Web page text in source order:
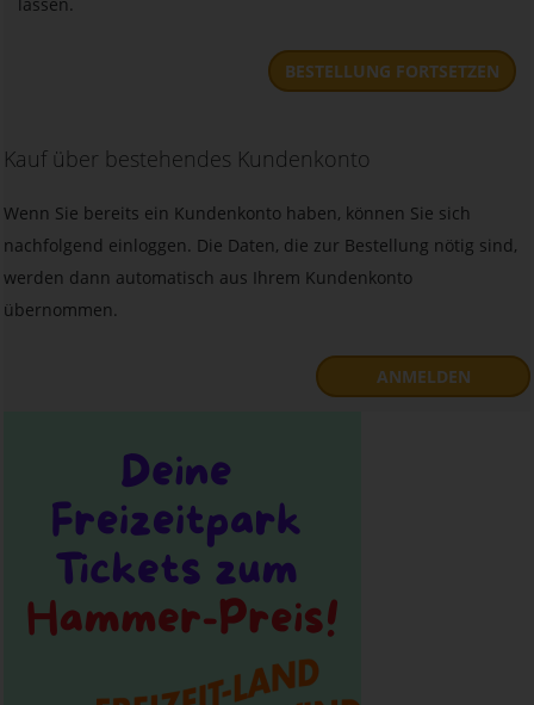
BESTELLUNG FORTSETZEN
Kauf über bestehendes Kundenkonto
Wenn Sie bereits ein Kundenkonto haben, können Sie sich
nachfolgend einloggen. Die Daten, die zur Bestellung nötig sind,
werden dann automatisch aus Ihrem Kundenkonto
übernommen.
ANMELDEN